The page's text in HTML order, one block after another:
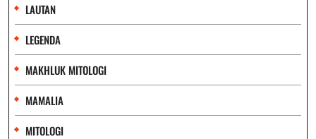
LAUTAN
LEGENDA
MAKHLUK MITOLOGI
MAMALIA
MITOLOGI